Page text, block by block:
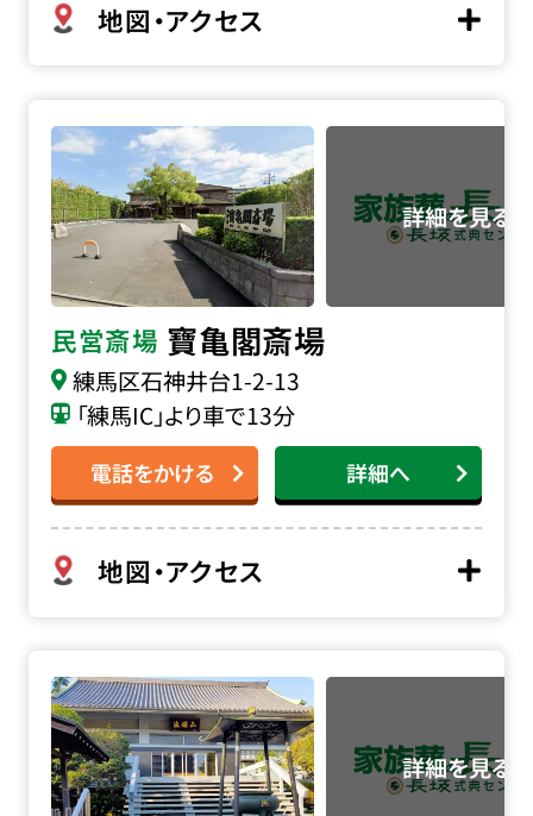
地図・アクセス
民営斎場 寶亀閣斎場
練馬区石神井台1-2-13
「練馬IC」より車で13分
電話をかける 詳細へ
地図・アクセス